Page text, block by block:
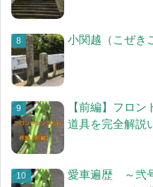
小関越（こぜき
【前編】フロ
道具を完全解説
愛車遍歴 ～弐